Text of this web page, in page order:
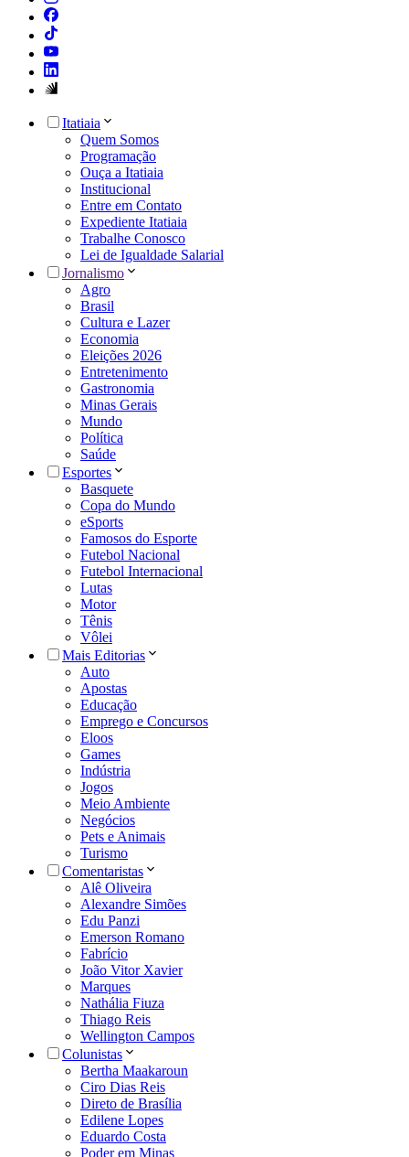
Itatiaia
Quem Somos
Programação
Ouça a Itatiaia
Institucional
Entre em Contato
Expediente Itatiaia
Trabalhe Conosco
Lei de Igualdade Salarial
Jornalismo
Agro
Brasil
Cultura e Lazer
Economia
Eleições 2026
Entretenimento
Gastronomia
Minas Gerais
Mundo
Política
Saúde
Esportes
Basquete
Copa do Mundo
eSports
Famosos do Esporte
Futebol Nacional
Futebol Internacional
Lutas
Motor
Tênis
Vôlei
Mais Editorias
Auto
Apostas
Educação
Emprego e Concursos
Eloos
Games
Indústria
Jogos
Meio Ambiente
Negócios
Pets e Animais
Turismo
Comentaristas
Alê Oliveira
Alexandre Simões
Edu Panzi
Emerson Romano
Fabrício
João Vitor Xavier
Marques
Nathália Fiuza
Thiago Reis
Wellington Campos
Colunistas
Bertha Maakaroun
Ciro Dias Reis
Direto de Brasília
Edilene Lopes
Eduardo Costa
Poder em Minas